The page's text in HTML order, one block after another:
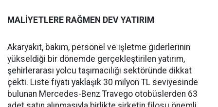
MALİYETLERE RAĞMEN DEV YATIRIM
Akaryakıt, bakım, personel ve işletme giderlerinin
yükseldiği bir dönemde gerçekleştirilen yatırım,
şehirlerarası yolcu taşımacılığı sektöründe dikkat
çekti. Liste fiyatı yaklaşık 30 milyon TL seviyesinde
bulunan Mercedes-Benz Travego otobüslerden 63